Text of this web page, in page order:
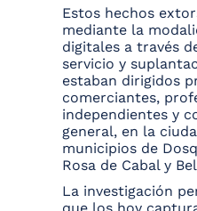
Estos hechos
mediante la
digitales a través
servicio y
estaban dirigidos
comerciantes,
independientes y
general, en la
municipios de
Rosa de Cabal y
La investigación